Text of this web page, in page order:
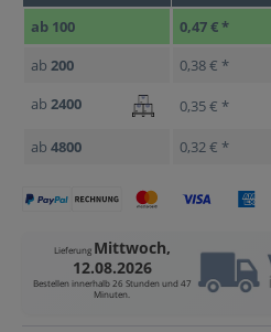
ab 100 0,47 € *
ab 200 0,38 € *
ab 2400 0,35 € *
ab 4800 0,32 € *
Lieferung Mittwoch,
12.08.2026
Bestellen innerhalb 26 Stunden und 47
Minuten